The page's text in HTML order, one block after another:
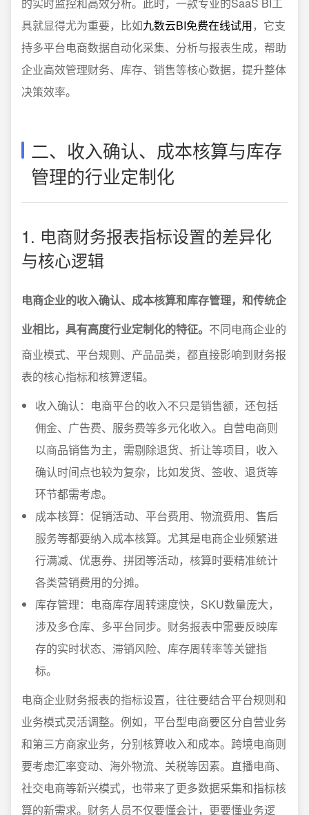
的实时监控和高效分析。此时，一款专业的SaaS BI工
具就显得尤为重要，比如九数云BI免费在线试用，它支
持多平台电商数据自动化采集、分析与报表生成，帮助
企业高效管理财务、库存、销售等核心数据，提升整体
决策效率。
二、收入确认、成本核算与库存
管理的行业定制化
1. 电商财务报表指标设置的差异化
与核心逻辑
电商企业的收入确认、成本核算和库存管理，和传统企
业相比，具有高度行业定制化的特征。 不同电商企业的
商业模式、平台规则、产品品类，都直接影响到财务报
表的核心指标和核算逻辑。
收入确认：电商平台的收入不只是销售额，还包括
佣金、广告费、服务费等多元化收入。自营电商则
以商品销售为主，需剔除退货、折让等项目，收入
确认时间点也较为复杂，比如发货、签收、退货等
环节都需考虑。
成本核算：促销活动、平台费用、物流费用、售后
服务等都要纳入成本核算。尤其是电商企业频繁进
行满减、优惠券、拼团等活动，核算时要精准统计
各类营销费用的分摊。
库存管理：电商库存周转速度快，SKU数量庞大，
涉及多仓库、多平台同步。财务报表中需要反映库
存的实时状态、滞销风险、库存周转率等关键指
标。
电商企业财务报表的指标设置，往往要结合平台规则和
业务模式灵活调整。例如，平台型电商要区分自营业务
和第三方商家业务，分别核算收入和成本。跨境电商则
要考虑汇率变动、海外物流、关税等因素。直播电商、
社交电商等新兴模式，也带来了更多数据采集和指标核
算的新需求。财务人员不仅要懂会计，更要懂业务逻